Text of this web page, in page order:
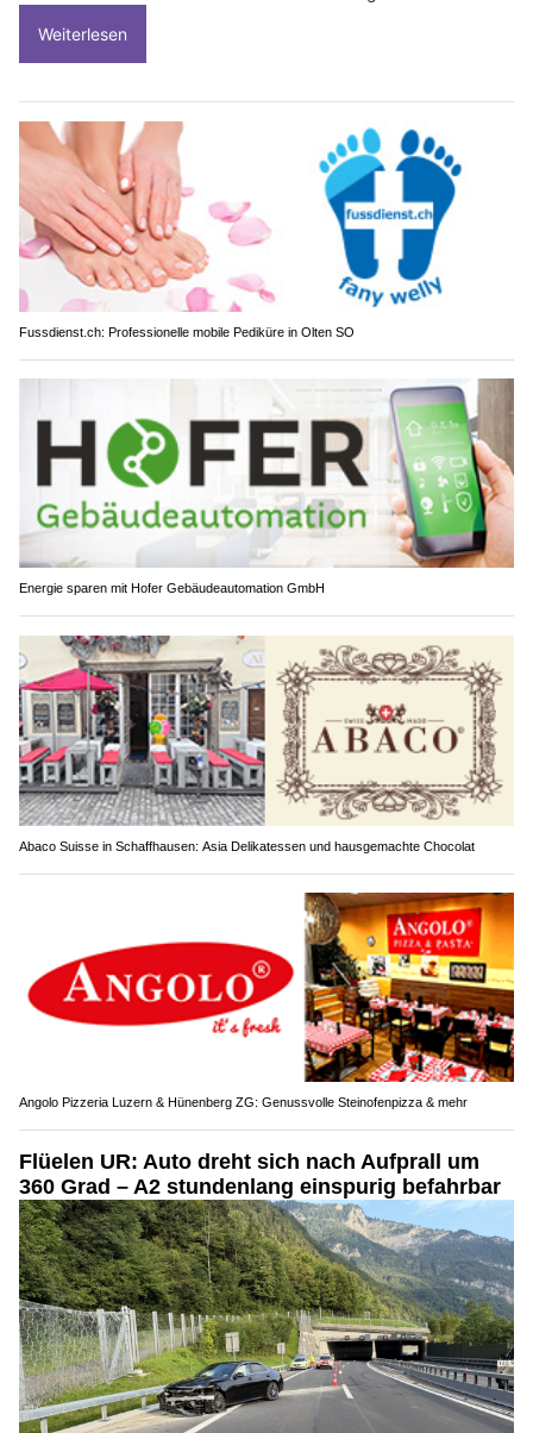
Weiterlesen
Fussdienst.ch: Professionelle mobile Pediküre in Olten SO
Energie sparen mit Hofer Gebäudeautomation GmbH
Abaco Suisse in Schaffhausen: Asia Delikatessen und hausgemachte Chocolat
Angolo Pizzeria Luzern & Hünenberg ZG: Genussvolle Steinofenpizza & mehr
Flüelen UR: Auto dreht sich nach Aufprall um
360 Grad – A2 stundenlang einspurig befahrbar